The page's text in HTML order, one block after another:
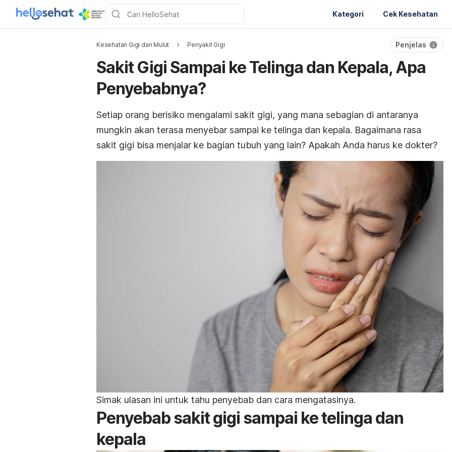
Kategori Cek Kesehatan
Kesehatan Gigi dan Mulut Penyakit Gigi Penjelas
Sakit Gigi Sampai ke Telinga dan Kepala, Apa
Penyebabnya?
Setiap orang berisiko mengalami sakit gigi, yang mana sebagian di antaranya
mungkin akan terasa menyebar sampai ke telinga dan kepala. Bagaimana rasa
sakit gigi bisa menjalar ke bagian tubuh yang lain? Apakah Anda harus ke dokter?
Simak ulasan ini untuk tahu penyebab dan cara mengatasinya.
Penyebab sakit gigi sampai ke telinga dan
kepala